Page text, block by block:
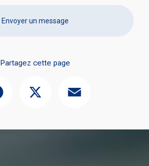
Envoyer un message
Partagez cette page